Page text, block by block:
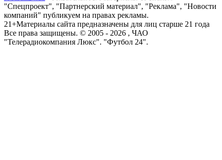
"Спецпроект", "Партнерский материал", "Реклама", "Новости
компаний" публикуем на правах рекламы.
21+Материалы сайта предназначены для лиц старше 21 года
Все права защищены. © 2005 - 2026 , ЧАО
"Телерадиокомпания Люкс". "Футбол 24".